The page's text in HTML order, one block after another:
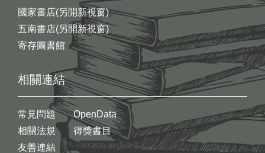
國家書店(另開新視窗)
五南書店(另開新視窗)
寄存圖書館
相關連結
常見問題
相關法規
友善連結
OpenData
得獎書目